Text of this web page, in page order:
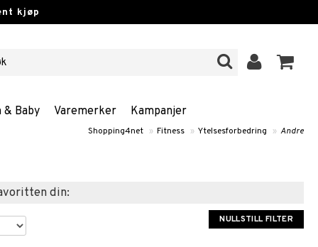
kjøp
Baby Varemerker Kampanjer
Shopping4net » Fitness » Ytelsesforbedring » Andre
din:
NULLSTILL FILTER